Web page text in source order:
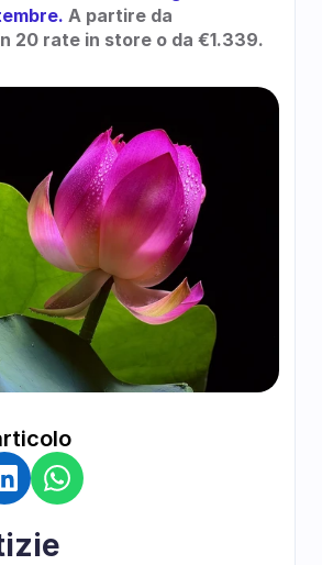
A partire da
20 rate in store o da €1.339.